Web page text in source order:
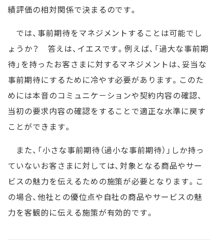
績評価の相対関係で決まるのです。
では、事前期待をマネジメントすることは可能でし
ょうか？ 答えは、イエスです。例えば、「過大な事前期
待」を持ったお客さまに対するマネジメントは、妥当な
事前期待にするために冷やす必要があります。このた
めには本音のコミュニケ－ションや契約内容の確認、
当初の要求内容の確認をすることで適正な水準に戻す
ことができます。
また、「小さな事前期待（過小な事前期待）」しか持っ
ていないお客さまに対しては、対象となる商品やサー
ビスの魅力を伝えるための施策が必要となります。こ
の場合、他社との優位点や自社の商品やサービスの魅
力を客観的に伝える施策が有効的です。